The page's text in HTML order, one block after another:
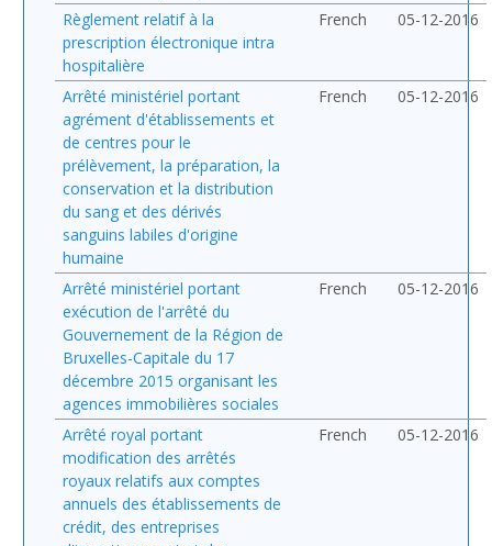
Règlement relatif à la
prescription électronique intra
hospitalière
French 05-12-2016
Arrêté ministériel portant
agrément d'établissements et
de centres pour le
prélèvement, la préparation, la
conservation et la distribution
du sang et des dérivés
sanguins labiles d'origine
humaine
French 05-12-2016
Arrêté ministériel portant
exécution de l'arrêté du
Gouvernement de la Région de
Bruxelles-Capitale du 17
décembre 2015 organisant les
agences immobilières sociales
French 05-12-2016
Arrêté royal portant
modification des arrêtés
royaux relatifs aux comptes
annuels des établissements de
crédit, des entreprises
French 05-12-2016